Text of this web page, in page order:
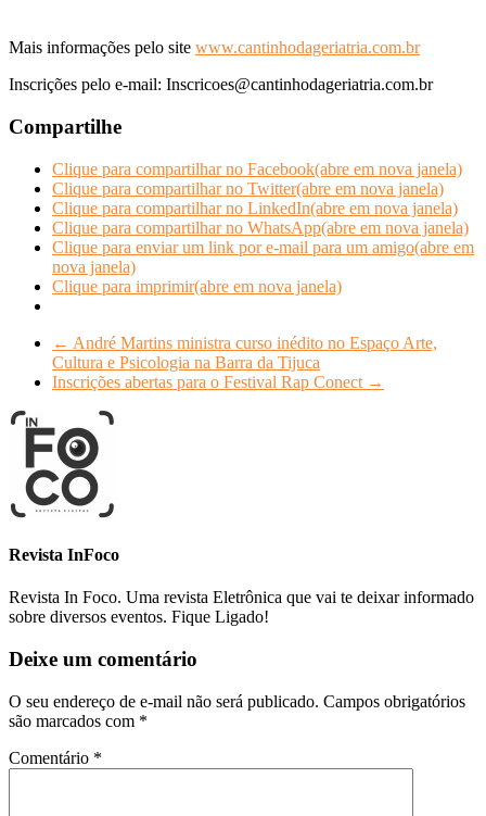
Mais informações pelo site www.cantinhodageriatria.com.br
Inscrições pelo e-mail: Inscricoes@cantinhodageriatria.com.br
Compartilhe
Clique para compartilhar no Facebook(abre em nova janela)
Clique para compartilhar no Twitter(abre em nova janela)
Clique para compartilhar no LinkedIn(abre em nova janela)
Clique para compartilhar no WhatsApp(abre em nova janela)
Clique para enviar um link por e-mail para um amigo(abre em
nova janela)
Clique para imprimir(abre em nova janela)
← André Martins ministra curso inédito no Espaço Arte,
Cultura e Psicologia na Barra da Tijuca
Inscrições abertas para o Festival Rap Conect →
Revista InFoco
Revista In Foco. Uma revista Eletrônica que vai te deixar informado
sobre diversos eventos. Fique Ligado!
Deixe um comentário
O seu endereço de e-mail não será publicado. Campos obrigatórios
são marcados com *
Comentário *